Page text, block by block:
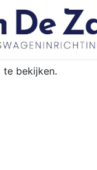
te bekijken.